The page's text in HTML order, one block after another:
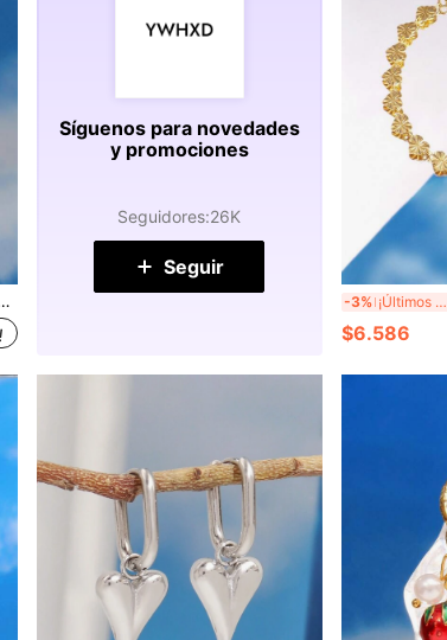
Síguenos para novedades
y promociones
Seguidores:26K
Seguir
-3% ¡Últimos 2 días
$6.586